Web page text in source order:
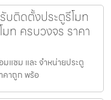
บติดตั้งประตูรีโมท
ท ครบวงจร ราคา
แซม และ จำหน่ายประตู
คาถูก พร้อ